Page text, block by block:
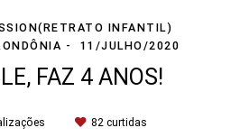
INFANTIL)
11/JULHO/2020
FAZ 4 ANOS!
82curtidas